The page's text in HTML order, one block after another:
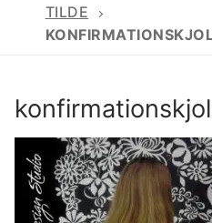
Skrædder
Book
TILDE